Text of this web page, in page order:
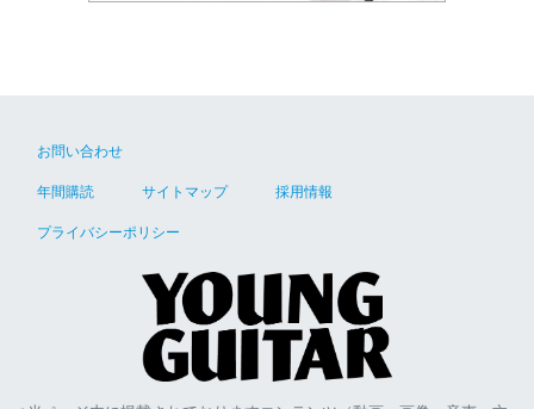
お問い合わせ
年間購読 サイトマップ 採用情報
プライバシーポリシー